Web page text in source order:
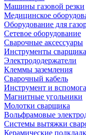
Машины газовой резки
Медицинское
Оборудование для
Сетевое оборудование
Сварочные аксессуары
Инструменты сварщика
Электрододержатели
Клеммы заземления
Сварочный кабель
Инструмент и
Магнитные угольники
Молотки сварщика
Вольфрамовые
Системы вытяжки
Керамические